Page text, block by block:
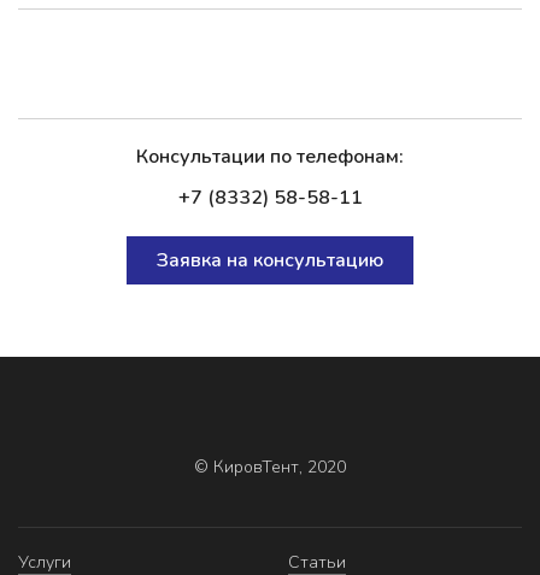
Консультации по телефонам:
+7 (8332) 58-58-11
Заявка на консультацию
© КировТент, 2020
Услуги
Статьи